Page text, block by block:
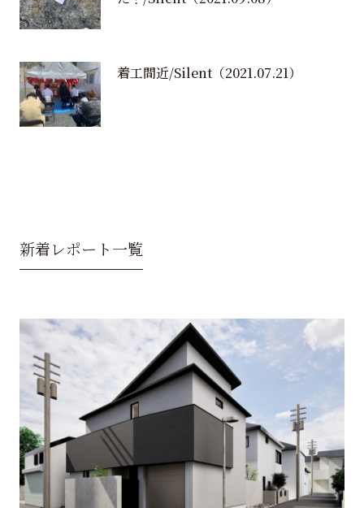
着工間近/Silent（2021.07.21）
新着レポート一覧